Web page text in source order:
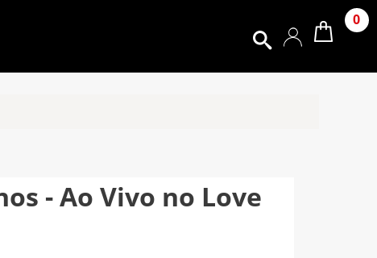
0
- Ao Vivo no Love